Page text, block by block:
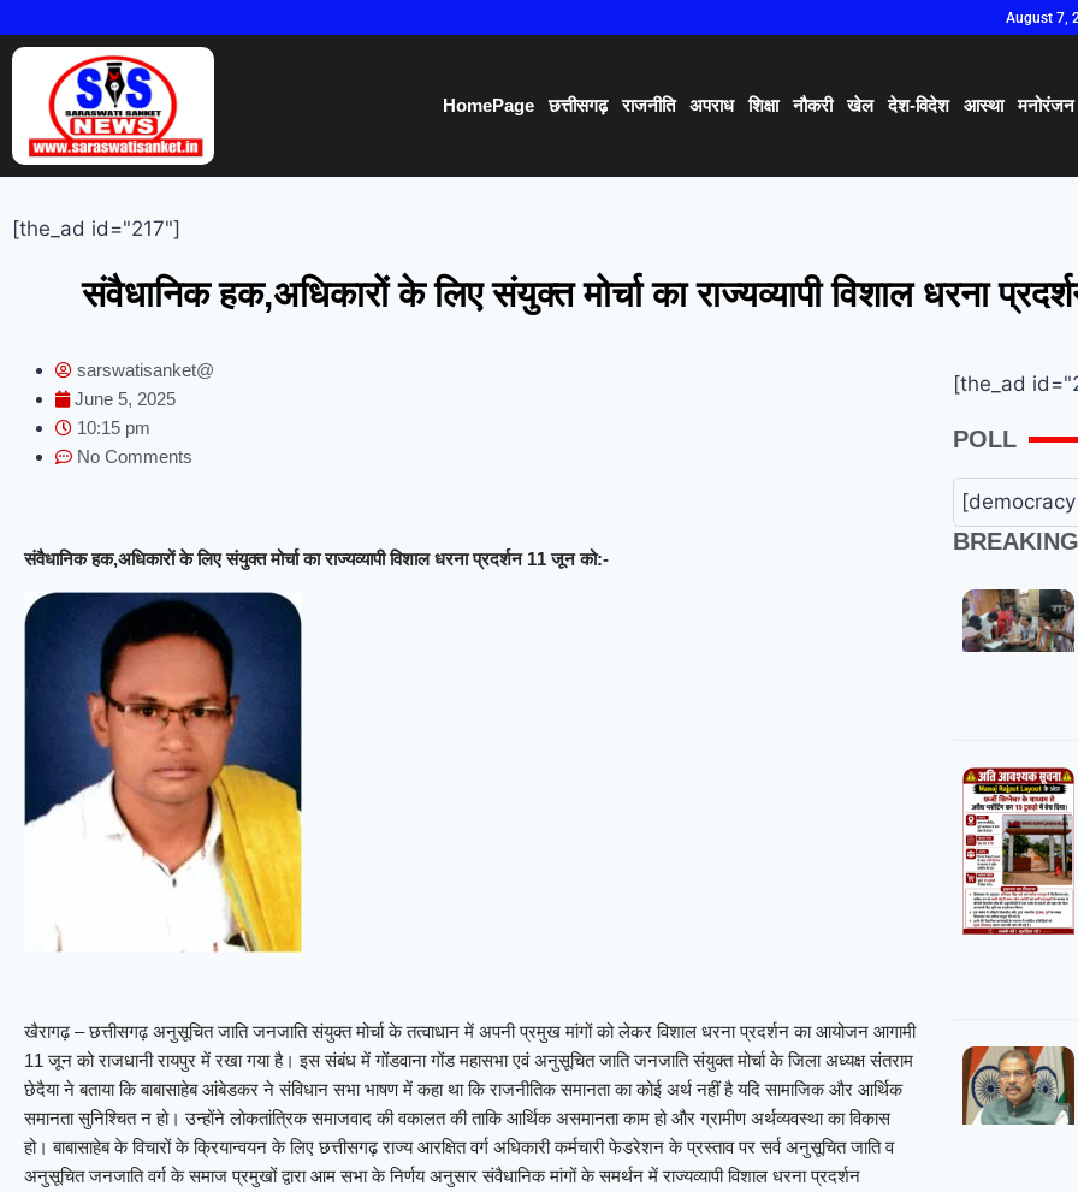
August 7,
HomePage छत्तीसगढ़ राजनीति अपराध शिक्षा नौकरी खेल देश-विदेश आस्था मनोरंजन
[the_ad id="217"]
संवैधानिक हक,अधिकारों के लिए संयुक्त मोर्चा का राज्यव्यापी विशाल धरना
sarswatisanket@
June 5, 2025
10:15 pm
No Comments
संवैधानिक हक,अधिकारों के लिए संयुक्त मोर्चा का राज्यव्यापी विशाल धरना प्रदर्शन 11 जून को:-
खैरागढ़ – छत्तीसगढ़ अनुसूचित जाति जनजाति संयुक्त मोर्चा के तत्वाधान में अपनी प्रमुख मांगों को लेकर विशाल धरना प्रदर्शन का आयोजन आगामी
11 जून को राजधानी रायपुर में रखा गया है। इस संबंध में गोंडवाना गोंड महासभा एवं अनुसूचित जाति जनजाति संयुक्त मोर्चा के जिला अध्यक्ष संतराम
छेदैया ने बताया कि बाबासाहेब आंबेडकर ने संविधान सभा भाषण में कहा था कि राजनीतिक समानता का कोई अर्थ नहीं है यदि सामाजिक और आर्थिक
समानता सुनिश्चित न हो। उन्होंने लोकतांत्रिक समाजवाद की वकालत की ताकि आर्थिक असमानता काम हो और ग्रामीण अर्थव्यवस्था का विकास
हो। बाबासाहेब के विचारों के क्रियान्वयन के लिए छत्तीसगढ़ राज्य आरक्षित वर्ग अधिकारी कर्मचारी फेडरेशन के प्रस्ताव पर सर्व अनुसूचित जाति व
अनुसूचित जनजाति वर्ग के समाज प्रमुखों द्वारा आम सभा के निर्णय अनुसार संवैधानिक मांगों के समर्थन में राज्यव्यापी विशाल धरना प्रदर्शन
[the_ad
POLL